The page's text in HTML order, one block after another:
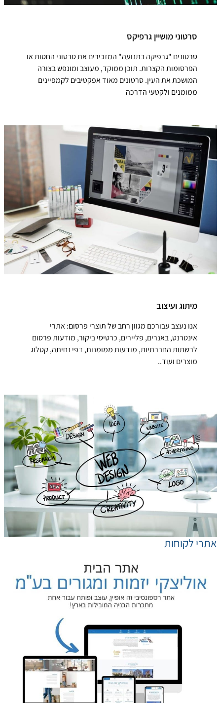
סרטוני מושיין גרפיקס
סרטונים "גרפיקה בתנועה" המזכירים את סרטוני החסות או
הפרסומות הקצרות. תוכן ממוקד, מעוצב ומונפש בצורה
המושכת את העין. סרטונים מאוד אפקטיבים לקמפיינים
ממומנים ולקטעי הדרכה
מיתוג ועיצוב
אנו נעצב עבורכם מגוון רחב של תוצרי פרסום: אתרי
אינטרנט, באנרים, פליירים, כרטיסי ביקור, מודעות פרסום
לרשתות החברתיות, מודעות ממומנות, דפי נחיתה, קטלוג
מוצרים ועוד..
אתרי לקוחות